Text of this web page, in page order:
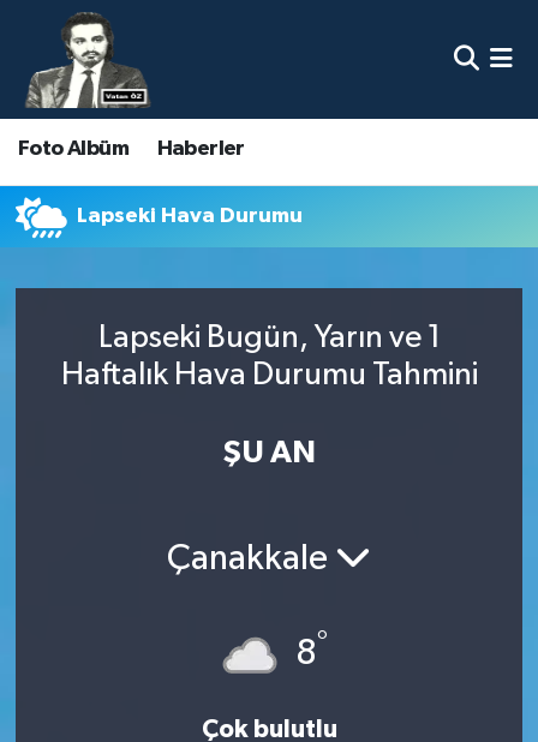
Foto Albüm Haberler
Lapseki Hava Durumu
Lapseki Bugün, Yarın ve 1
Haftalık Hava Durumu Tahmini
ŞU AN
Çanakkale
8°
Çok bulutlu
Nöbetçi Eczaneler
Hava Durumu
Namaz Vakitleri
Süper Lig Puan Durumu ve Fikstür
Son Dakika Haberleri